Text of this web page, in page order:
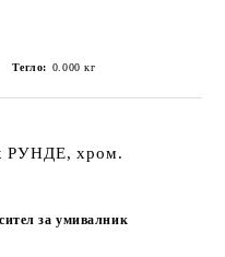
Тегло: 0.000 кг
РУНДЕ, хром.
за умивалник